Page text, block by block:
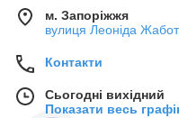
м. Запоріжжя
вулиця Леоніда
Контакти
Сьогодні вихідний
Показати весь